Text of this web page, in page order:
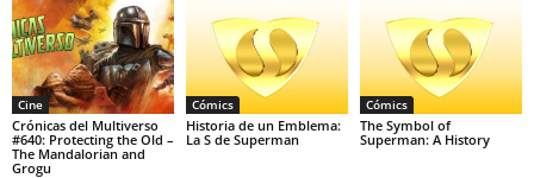
Cine
Crónicas del Multiverso
#640: Protecting the Old –
The Mandalorian and
Grogu
Cómics
Historia de un Emblema:
La S de Superman
Cómics
The Symbol of
Superman: A History